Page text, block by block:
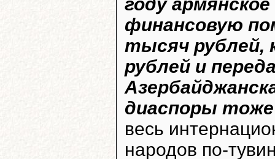
финансовую
тысяч рублей,
рублей и
диаспоры тоже
весь
народов по-